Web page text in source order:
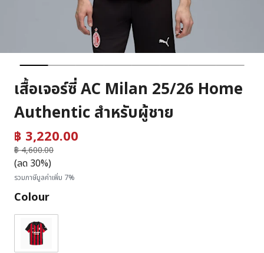
เสื้อเจอร์ซี่ AC Milan 25/26 Home
Authentic สำหรับผู้ชาย
฿ 3,220.00
฿ 4,600.00
ถึง
(ลด 30%)
รวมภาษีมูลค่าเพิ่ม 7%
Colour